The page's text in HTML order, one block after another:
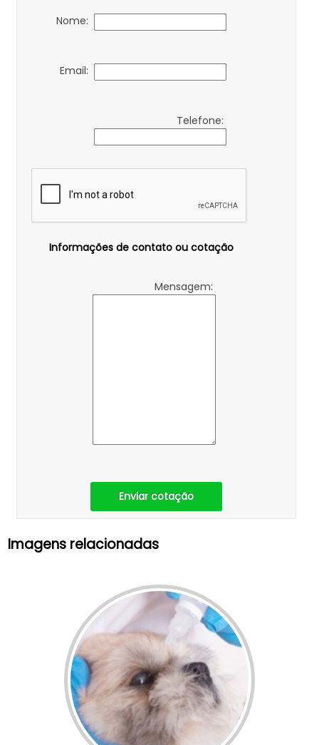
Nome:
Email:
Telefone:
Informações de contato ou cotação
Mensagem:
Enviar cotação
Imagens relacionadas